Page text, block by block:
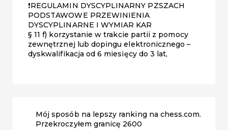
❗️REGULAMIN DYSCYPLINARNY PZSZACH
PODSTAWOWE PRZEWINIENIA
DYSCYPLINARNE I WYMIAR KAR
§ 11 f) korzystanie w trakcie partii z pomocy
zewnętrznej lub dopingu elektronicznego –
dyskwalifikacja od 6 miesięcy do 3 lat,
Mój sposób na lepszy ranking na chess.com.
Przekroczyłem granicę 2600